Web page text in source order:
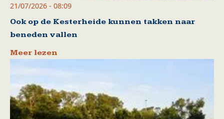
21/07/2026 - 08:09
Ook op de Kesterheide kunnen takken naar
beneden vallen
Meer lezen